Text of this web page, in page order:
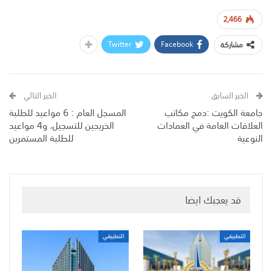
2,466
مشاركة
Facebook
Twitter
الخبر السابق
جامعة الكويت :دمج مكاتب
العلاقات العامة في العمادات
النوعية
الخبر التالي
المسجل العام : 6 مواعيد للطلبة
الخريجين للتسجيل، و4 مواعيد
للطلبة المستمرين
قد يعجبك ايضا
التطبيقي التطبيقي